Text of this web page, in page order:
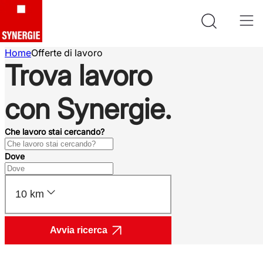
HomeOfferte di lavoro
Trova lavoro
con Synergie.
Che lavoro stai cercando?
Dove
10 km
Avvia ricerca